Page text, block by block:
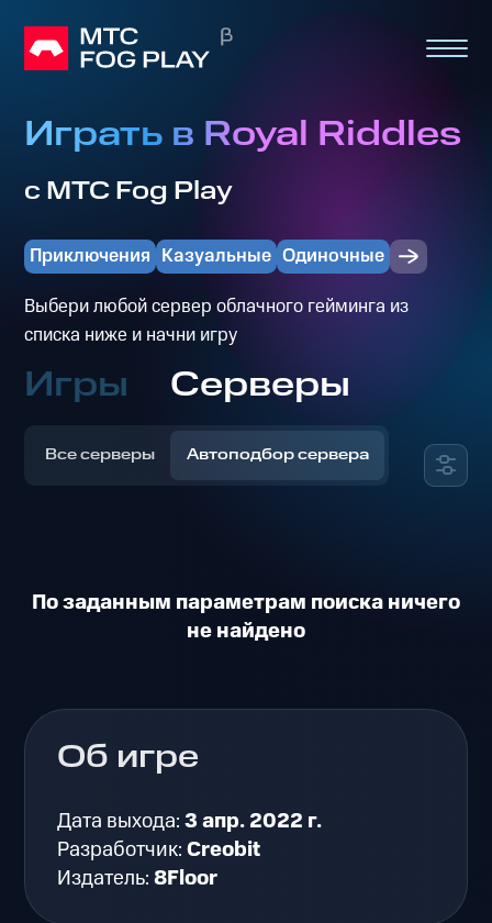
Играть в Royal Riddles
с МТС Fog Play
Приключения Казуальные Одиночные
Выбери любой сервер облачного гейминга из
списка ниже и начни игру
Игры Серверы
Все серверы Автоподбор сервера
По заданным параметрам поиска ничего
не найдено
Об игре
Дата выхода:3 апр. 2022 г.
Разработчик:Creobit
Издатель:8Floor